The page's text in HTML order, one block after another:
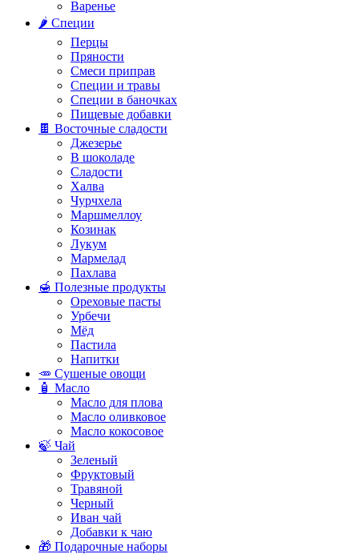
Варенье
🌶️ Специи
Перцы
Пряности
Смеси приправ
Специи и травы
Специи в баночках
Пищевые добавки
🍫 Восточные сладости
Джезерье
В шоколаде
Сладости
Халва
Чурчхела
Маршмеллоу
Козинак
Лукум
Мармелад
Пахлава
🍯 Полезные продукты
Ореховые пасты
Урбечи
Мёд
Пастила
Напитки
🥕 Сушеные овощи
🧴 Масло
Масло для плова
Масло оливковое
Масло кокосовое
🍃 Чай
Зеленый
Фруктовый
Травяной
Черный
Иван чай
Добавки к чаю
🎁 Подарочные наборы